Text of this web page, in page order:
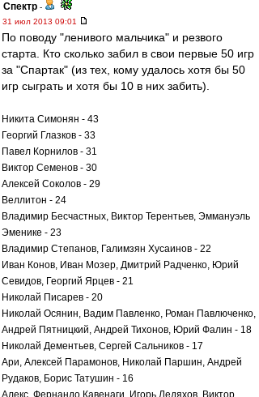
Спектр -
31 июл 2013 09:01
По поводу "ленивого мальчика" и резвого
старта. Кто сколько забил в свои первые 50 игр
за "Спартак" (из тех, кому удалось хотя бы 50
игр сыграть и хотя бы 10 в них забить).
Никита Симонян - 43
Георгий Глазков - 33
Павел Корнилов - 31
Виктор Семенов - 30
Алексей Соколов - 29
Веллитон - 24
Владимир Бесчастных, Виктор Терентьев, Эммануэль
Эменике - 23
Владимир Степанов, Галимзян Хусаинов - 22
Иван Конов, Иван Мозер, Дмитрий Радченко, Юрий
Севидов, Георгий Ярцев - 21
Николай Писарев - 20
Николай Осянин, Вадим Павленко, Роман Павлюченко,
Андрей Пятницкий, Андрей Тихонов, Юрий Фалин - 18
Николай Дементьев, Сергей Сальников - 17
Ари, Алексей Парамонов, Николай Паршин, Андрей
Рудаков, Борис Татушин - 16
Алекс, Фернандо Кавенаги, Игорь Ледяхов, Виктор